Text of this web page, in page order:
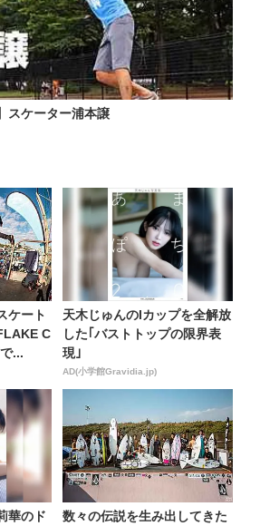
スケーター浦本譲
ケート
C
...
天木じゅんのIカップを全解放
した｢バストトップの限界表
現｣
AD(小学館Gravidia.jp)
華のド
数々の伝説を生み出してきた